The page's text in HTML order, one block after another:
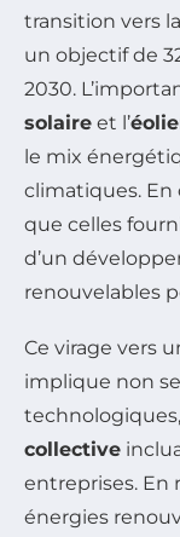
transition vers la
un objectif de
2030.
solaire et l’
le mix
climatiques. En
que celles
d’un
renouvelables
Ce virage vers
implique non
collective
entreprises. En
énergies